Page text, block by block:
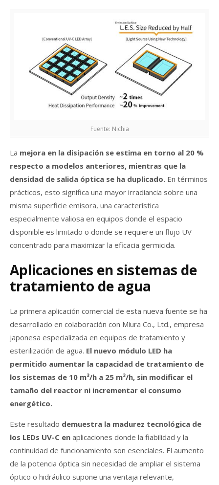
Fuente: Nichia
La mejora en la disipación se estima en torno al 20 %
respecto a modelos anteriores, mientras que la
densidad de salida óptica se ha duplicado. En términos
prácticos, esto significa una mayor irradiancia sobre una
misma superficie emisora, una característica
especialmente valiosa en equipos donde el espacio
disponible es limitado o donde se requiere un flujo UV
concentrado para maximizar la eficacia germicida.
Aplicaciones en sistemas de
tratamiento de agua
La primera aplicación comercial de esta nueva fuente se ha
desarrollado en colaboración con Miura Co., Ltd., empresa
japonesa especializada en equipos de tratamiento y
esterilización de agua. El nuevo módulo LED ha
permitido aumentar la capacidad de tratamiento de
los sistemas de 10 m³/h a 25 m³/h, sin modificar el
tamaño del reactor ni incrementar el consumo
energético.
Este resultado demuestra la madurez tecnológica de
los LEDs UV-C en aplicaciones donde la fiabilidad y la
continuidad de funcionamiento son esenciales. El aumento
de la potencia óptica sin necesidad de ampliar el sistema
óptico o hidráulico supone una ventaja relevante,